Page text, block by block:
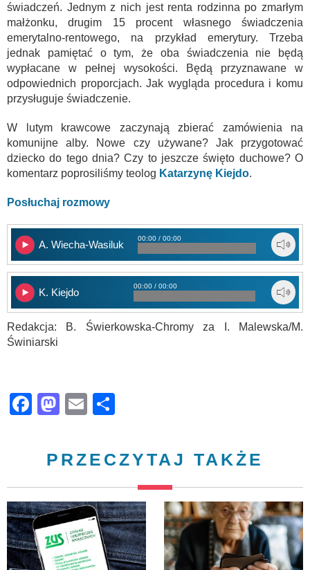
świadczeń. Jednym z nich jest renta rodzinna po zmarłym
małżonku, drugim 15 procent własnego świadczenia
emerytalno-rentowego, na przykład emerytury. Trzeba
jednak pamiętać o tym, że oba świadczenia nie będą
wypłacane w pełnej wysokości. Będą przyznawane w
odpowiednich proporcjach. Jak wygląda procedura i komu
przysługuje świadczenie.
W lutym krawcowe zaczynają zbierać zamówienia na
komunijne alby. Nowe czy używane? Jak przygotować
dziecko do tego dnia? Czy to jeszcze święto duchowe? O
komentarz poprosiliśmy teolog Katarzynę Kiejdo.
Posłuchaj rozmowy
A. Wiecha-Wasiluk
00:00 / 00:00
K. Kiejdo
00:00 / 00:00
Redakcja: B. Świerkowska-Chromy za I. Malewska/M.
Świniarski
Facebook
Mastodon
Email
PRZECZYTAJ TAKŻE